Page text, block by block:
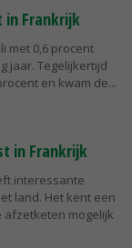
in Frankrijk
met 0,6 procent
jaar. Tegelijkertijd
en kwam de...
in Frankrijk
interessante
land. Het kent een
mogelijk